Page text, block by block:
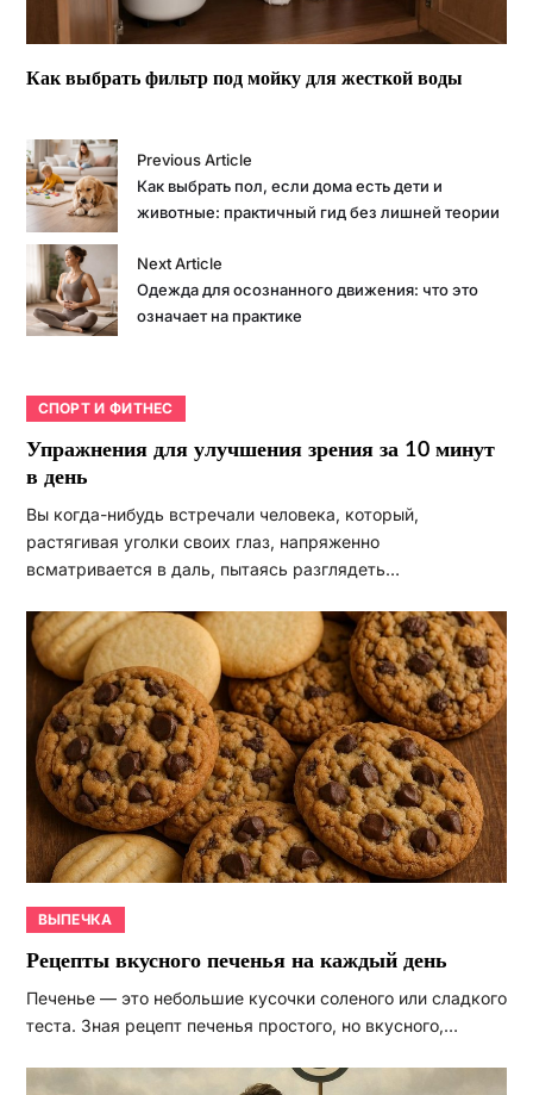
Как выбрать фильтр под мойку для жесткой воды
Previous Article
Как выбрать пол, если дома есть дети и
животные: практичный гид без лишней теории
Next Article
Одежда для осознанного движения: что это
означает на практике
СПОРТ И ФИТНЕС
Упражнения для улучшения зрения за 10 минут
в день
Вы когда-нибудь встречали человека, который,
растягивая уголки своих глаз, напряженно
всматривается в даль, пытаясь разглядеть…
ВЫПЕЧКА
Рецепты вкусного печенья на каждый день
Печенье — это небольшие кусочки соленого или сладкого
теста. Зная рецепт печенья простого, но вкусного,…